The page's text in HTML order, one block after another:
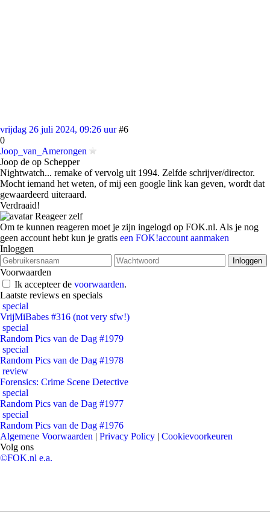
vrijdag 26 juli 2024, 09:26 uur #6
0
Joop_van_Amerongen
Joop de op Schepper
Nightwatch... remake of vervolg uit 1994. Zelfde schrijver/director.
Mocht iemand het weten, of mij een google link kan geven, wordt dat
gewaardeerd uiteraard.
Verdraaid!
Reageer zelf
Om te kunnen reageren moet je zijn ingelogd op FOK.nl. Als je nog
geen account hebt kun je gratis een FOK!account aanmaken
Inloggen
Voorwaarden
Ik accepteer de voorwaarden.
Laatste reviews en specials
special
VrijMiBabes #316 (not very sfw!)
special
Random Pics van de Dag #1979
special
Random Pics van de Dag #1978
review
Forensics: Crime Scene Detective
special
Random Pics van de Dag #1977
special
Random Pics van de Dag #1976
Algemene Voorwaarden | Privacy Policy | Cookievoorkeuren
Volg ons
©FOK.nl e.a.